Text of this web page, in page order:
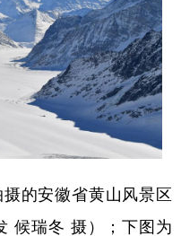
的安徽省黄山风景区
候瑞冬 摄）；下图为